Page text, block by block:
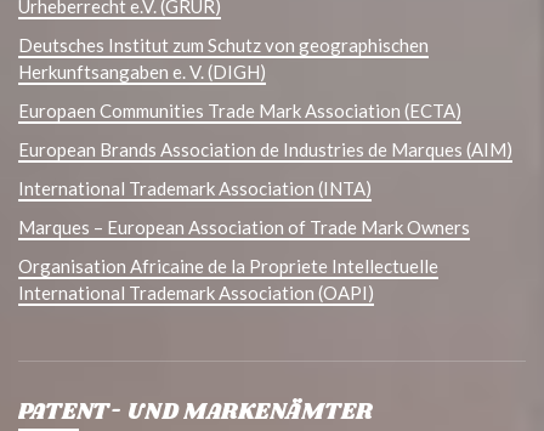
Urheberrecht e.V. (GRUR)
Deutsches Institut zum Schutz von geographischen
Herkunftsangaben e. V. (DIGH)
Europaen Communities Trade Mark Association (ECTA)
European Brands Association de Industries de Marques (AIM)
International Trademark Association (INTA)
Marques – European Association of Trade Mark Owners
Organisation Africaine de la Propriete Intellectuelle
International Trademark Association (OAPI)
PATENT- UND MARKENÄMTER